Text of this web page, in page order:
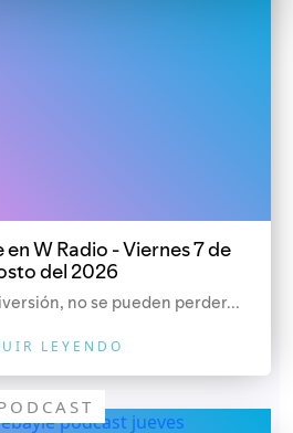
W Radio - Viernes 7 de
del 2026
no se pueden perder...
LEYENDO